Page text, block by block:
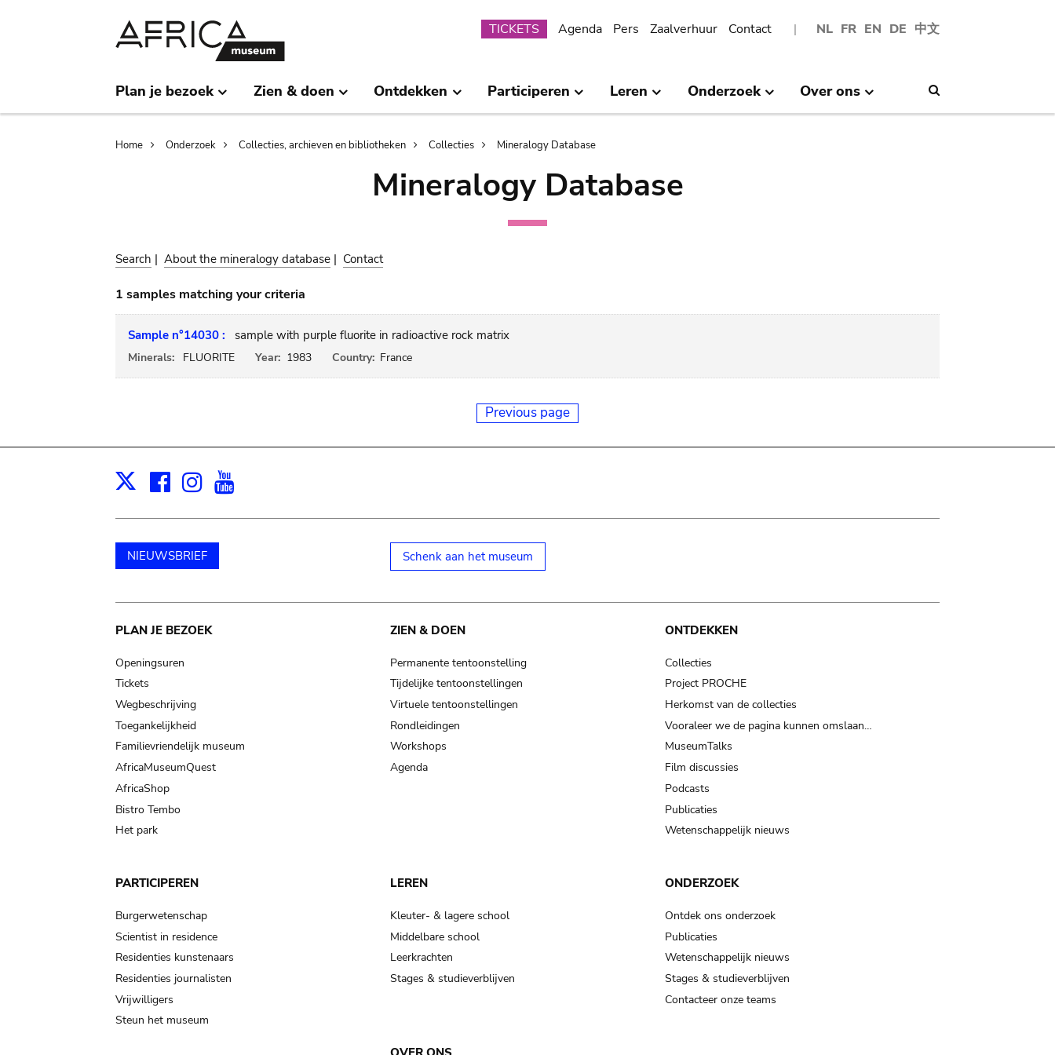
NL FR EN DE 中文
Submenu
TICKETS Agenda Pers Zaalverhuur Contact
Plan je bezoek Zien & doen Ontdekken Participeren Leren Onderzoek Over ons
Breadcrumb
Home Onderzoek Collecties, archieven en bibliotheken Collecties Mineralogy Database
Mineralogy Database
Search | About the mineralogy database | Contact
1 samples matching your criteria
Sample n°14030 : sample with purple fluorite in radioactive rock matrix
Minerals: FLUORITE Year: 1983 Country: France
Previous page
X Facebook
Instagram
NIEUWSBRIEF Schenk aan het museum
Main
navigation
PLAN JE BEZOEK
Openingsuren
Tickets
Wegbeschrijving
Toegankelijkheid
Familievriendelijk museum
AfricaMuseumQuest
AfricaShop
Bistro Tembo
Het park
ZIEN & DOEN
Permanente tentoonstelling
Tijdelijke tentoonstellingen
Virtuele tentoonstellingen
Rondleidingen
Workshops
Agenda
ONTDEKKEN
Collecties
Project PROCHE
Herkomst van de collecties
Vooraleer we de pagina kunnen omslaan…
MuseumTalks
Film discussies
Podcasts
Publicaties
Wetenschappelijk nieuws
PARTICIPEREN
Burgerwetenschap
Scientist in residence
Residenties kunstenaars
Residenties journalisten
Vrijwilligers
Steun het museum
LEREN
Kleuter- & lagere school
Middelbare school
Leerkrachten
Stages & studieverblijven
ONDERZOEK
Ontdek ons onderzoek
Publicaties
Wetenschappelijk nieuws
Stages & studieverblijven
Contacteer onze teams